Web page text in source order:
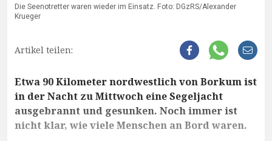
Die Seenotretter waren wieder im Einsatz. Foto: DGzRS/Alexander
Krueger
Artikel teilen:
Etwa 90 Kilometer nordwestlich von Borkum ist
in der Nacht zu Mittwoch eine Segeljacht
ausgebrannt und gesunken. Noch immer ist
nicht klar, wie viele Menschen an Bord waren.